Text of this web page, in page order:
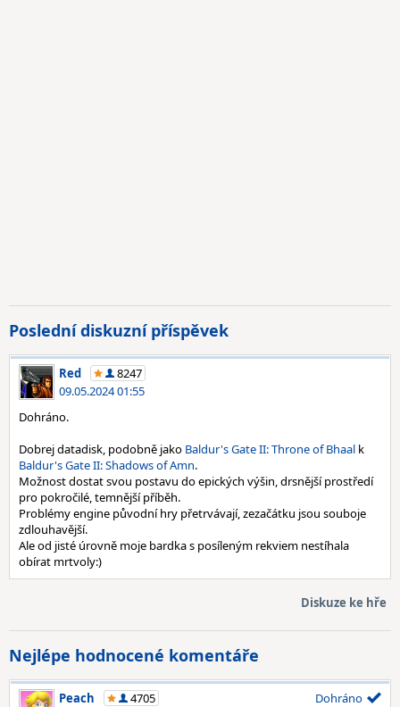
Poslední diskuzní příspěvek
Red
8247
09.05.2024 01:55
Dohráno.
Dobrej datadisk, podobně jako Baldur's Gate II: Throne of Bhaal k
Baldur's Gate II: Shadows of Amn.
Možnost dostat svou postavu do epických výšin, drsnější prostředí
pro pokročilé, temnější příběh.
Problémy engine původní hry přetrvávají, zezačátku jsou souboje
zdlouhavější.
Ale od jisté úrovně moje bardka s posíleným rekviem nestíhala
obírat mrtvoly:)
Diskuze ke hře
Nejlépe hodnocené komentáře
Peach
4705
Dohráno